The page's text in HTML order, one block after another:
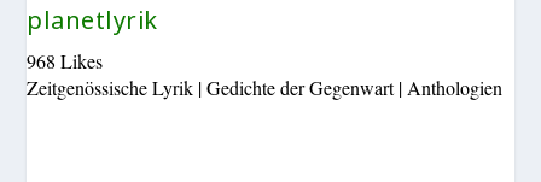
planetlyrik
968 Likes
Zeitgenössische Lyrik | Gedichte der Gegenwart | Anthologien